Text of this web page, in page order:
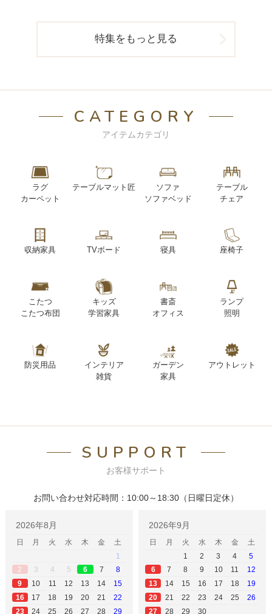
特集をもっと見る
CATEGORY
アイテムカテゴリ
ラグ
カーペット
テーブルマット匠
ソファ
ソファベッド
テーブル
チェア
収納家具 TVボード 寝具 座椅子
こたつ
こたつ布団
キッズ
学習家具
書斎
オフィス
ランプ
照明
防災用品
インテリア
雑貨
ガーデン
家具
アウトレット
SUPPORT
お客様サポート
お問い合わせ対応時間：10:00～18:30（日曜日定休）
2026年8月
日 月 火 水 木 金
土
1
2
3 4 5 6 7
8
9
10 11 12 13 14
15
16
17 18 19 20 21
22
23
24 25 26 27 28 29
2026年9月
日 月 火 水 木 金
土
1
2 3 4
5
6
7 8 9 10 11
12
13
14 15 16 17 18
19
20
21 22 23 24 25
26
27
28 29 30